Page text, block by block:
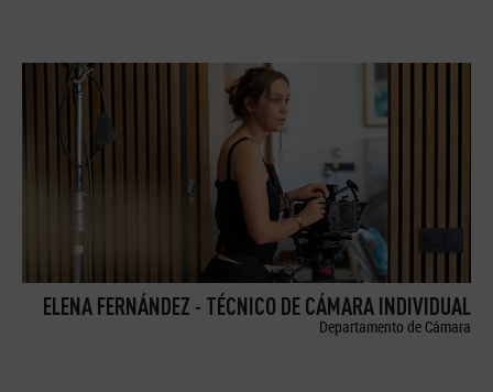
ELENA FERNÁNDEZ - TÉCNICO DE CÁMARA INDIVIDUAL
Departamento de Cámara